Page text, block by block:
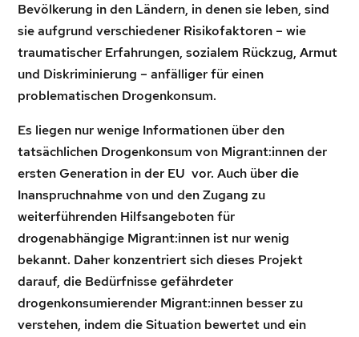
Bevölkerung in den Ländern, in denen sie leben, sind
sie aufgrund verschiedener Risikofaktoren – wie
traumatischer Erfahrungen, sozialem Rückzug, Armut
und Diskriminierung – anfälliger für einen
problematischen Drogenkonsum.
Es liegen nur wenige Informationen über den
tatsächlichen Drogenkonsum von Migrant:innen der
ersten Generation in der EU vor. Auch über die
Inanspruchnahme von und den Zugang zu
weiterführenden Hilfsangeboten für
drogenabhängige Migrant:innen ist nur wenig
bekannt. Daher konzentriert sich dieses Projekt
darauf, die Bedürfnisse gefährdeter
drogenkonsumierender Migrant:innen besser zu
verstehen, indem die Situation bewertet und ein